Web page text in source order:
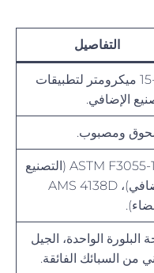
التفاصيل
15-53 ميكرومتر لتطبيقات
الإضافي.
ومصبوب.
ASTM F3055-14a (التصنيع
الإضافي)، AMS 4138D
البلورة الواحدة، الجيل
من السبائك الفائقة.